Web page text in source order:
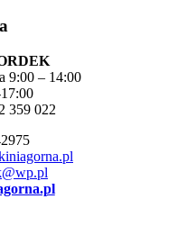
9:00 – 14:00
359 022